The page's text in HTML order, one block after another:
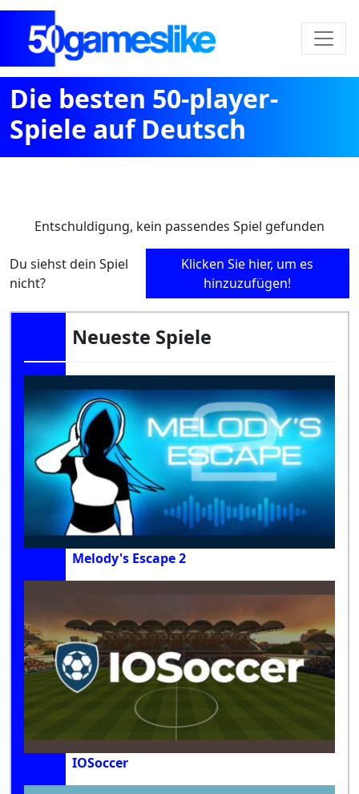
Die besten 50-player-
Spiele auf Deutsch
Entschuldigung, kein passendes Spiel gefunden
Du siehst dein Spiel
nicht?
Klicken Sie hier, um es
hinzuzufügen!
Neueste Spiele
Melody's Escape 2
IOSoccer